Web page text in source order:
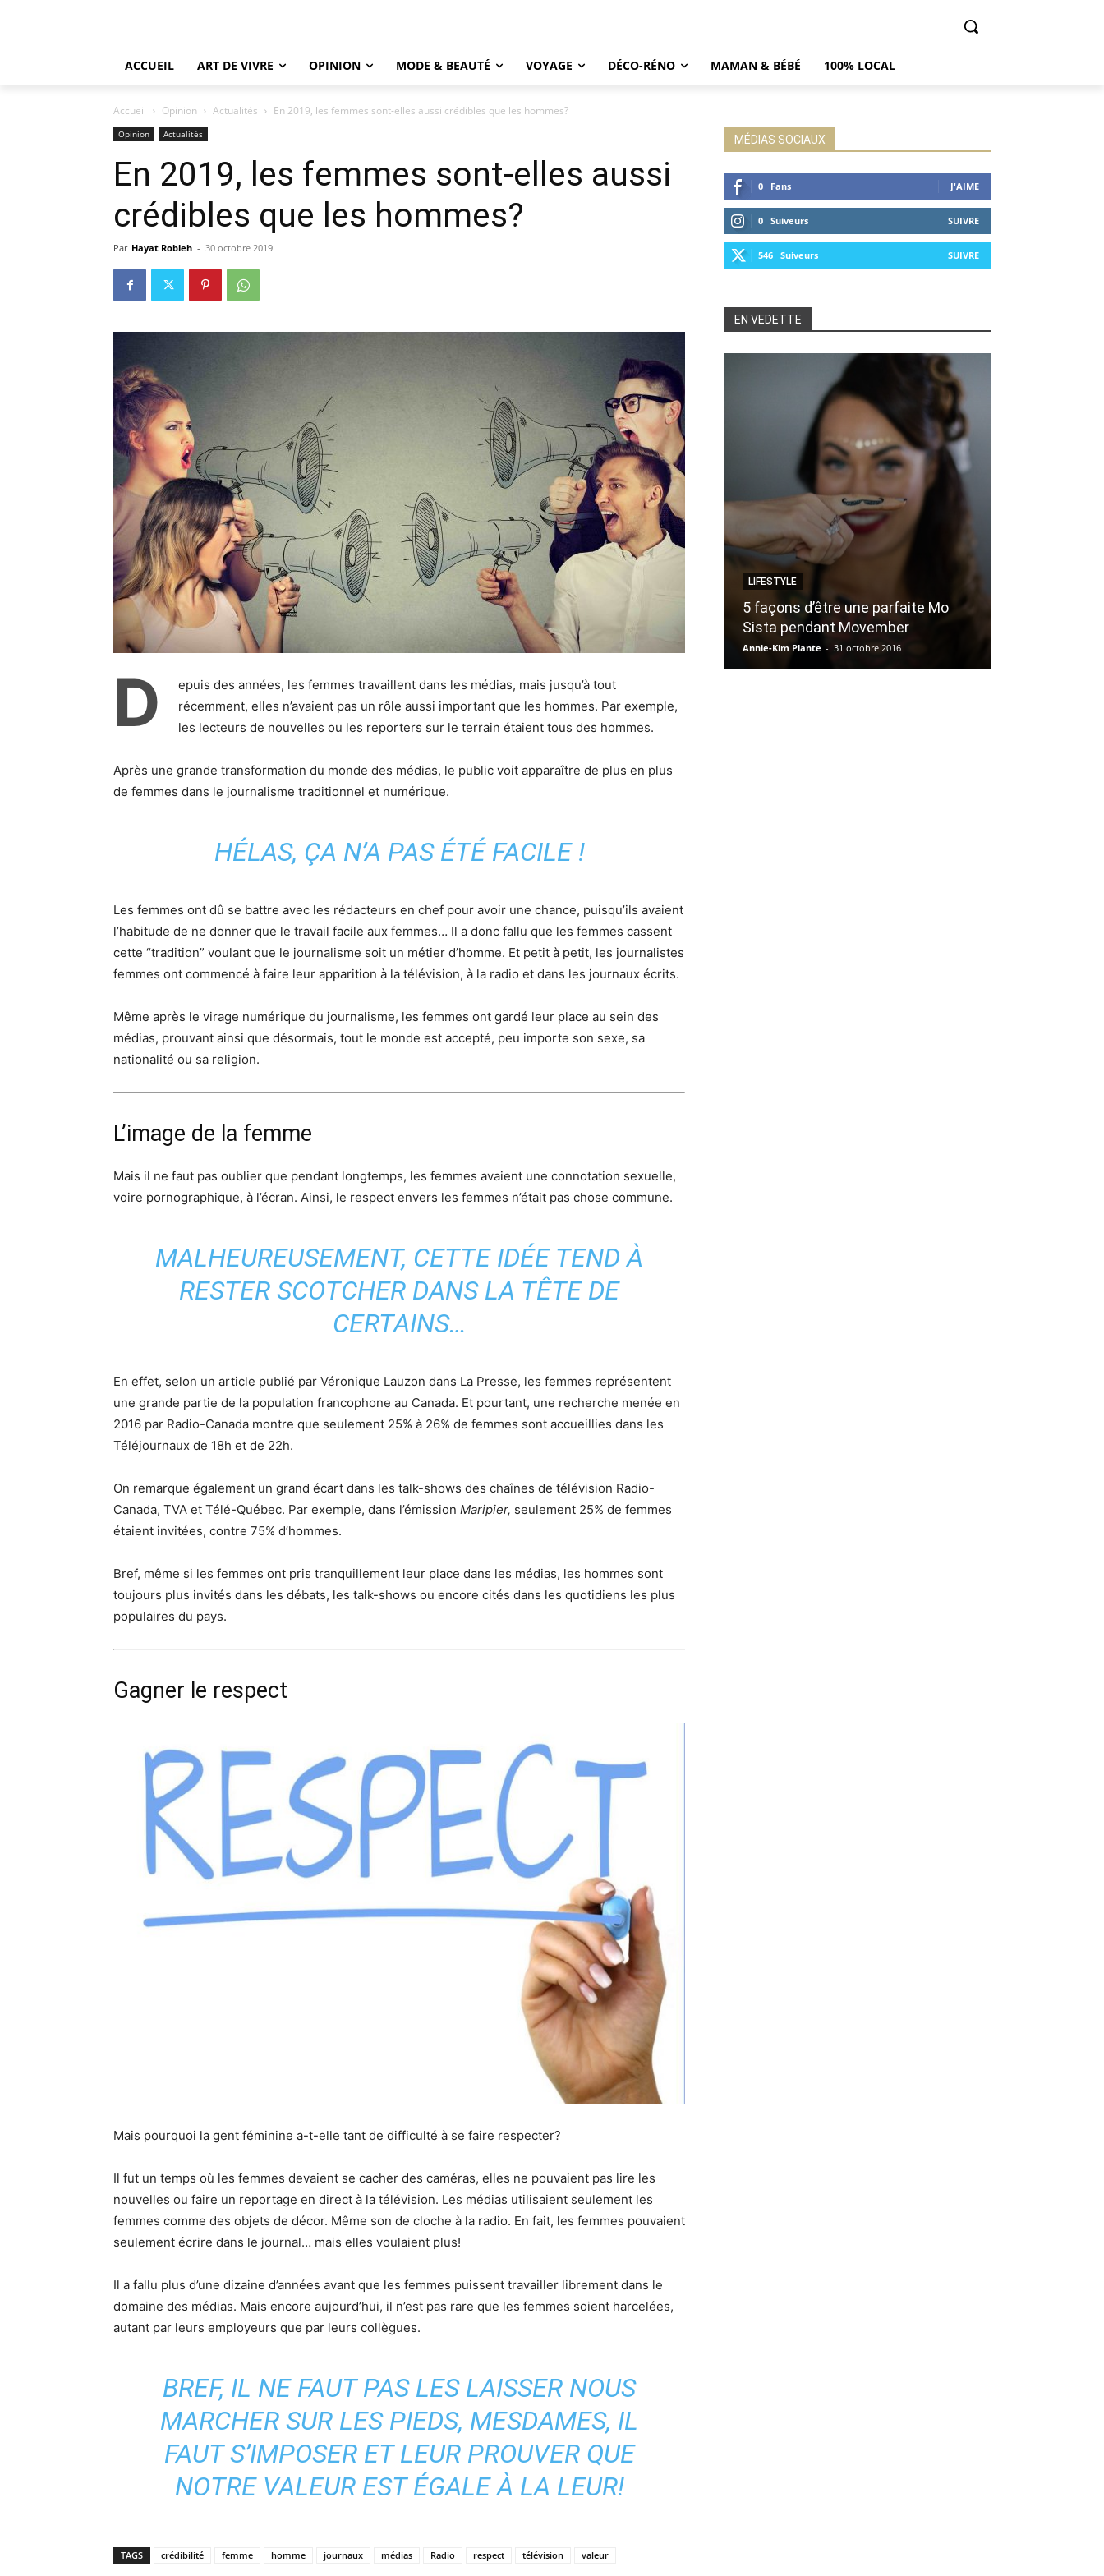
ACCUEIL ART DE VIVRE OPINION MODE & BEAUTÉ VOYAGE DÉCO-RÉNO MAMAN & BÉBÉ 100% LOCAL
Accueil Opinion Actualités En 2019, les femmes sont-elles aussi crédibles que les hommes?
Opinion Actualités
En 2019, les femmes sont-elles aussi
crédibles que les hommes?
Par Hayat Robleh - 30 octobre 2019
D
epuis des années, les femmes travaillent dans les médias, mais jusqu’à tout
récemment, elles n’avaient pas un rôle aussi important que les hommes. Par exemple,
les lecteurs de nouvelles ou les reporters sur le terrain étaient tous des hommes.
Après une grande transformation du monde des médias, le public voit apparaître de plus en plus
de femmes dans le journalisme traditionnel et numérique.
HÉLAS, ÇA N’A PAS ÉTÉ FACILE !
Les femmes ont dû se battre avec les rédacteurs en chef pour avoir une chance, puisqu’ils avaient
l’habitude de ne donner que le travail facile aux femmes… Il a donc fallu que les femmes cassent
cette “tradition” voulant que le journalisme soit un métier d’homme. Et petit à petit, les journalistes
femmes ont commencé à faire leur apparition à la télévision, à la radio et dans les journaux écrits.
Même après le virage numérique du journalisme, les femmes ont gardé leur place au sein des
médias, prouvant ainsi que désormais, tout le monde est accepté, peu importe son sexe, sa
nationalité ou sa religion.
L’image de la femme
Mais il ne faut pas oublier que pendant longtemps, les femmes avaient une connotation sexuelle,
voire pornographique, à l’écran. Ainsi, le respect envers les femmes n’était pas chose commune.
MALHEUREUSEMENT, CETTE IDÉE TEND À
RESTER SCOTCHER DANS LA TÊTE DE
CERTAINS…
En effet, selon un article publié par Véronique Lauzon dans La Presse, les femmes représentent
une grande partie de la population francophone au Canada. Et pourtant, une recherche menée en
2016 par Radio-Canada montre que seulement 25% à 26% de femmes sont accueillies dans les
Téléjournaux de 18h et de 22h.
On remarque également un grand écart dans les talk-shows des chaînes de télévision Radio-
Canada, TVA et Télé-Québec. Par exemple, dans l’émission Maripier, seulement 25% de femmes
étaient invitées, contre 75% d’hommes.
Bref, même si les femmes ont pris tranquillement leur place dans les médias, les hommes sont
toujours plus invités dans les débats, les talk-shows ou encore cités dans les quotidiens les plus
populaires du pays.
Gagner le respect
Mais pourquoi la gent féminine a-t-elle tant de difficulté à se faire respecter?
Il fut un temps où les femmes devaient se cacher des caméras, elles ne pouvaient pas lire les
nouvelles ou faire un reportage en direct à la télévision. Les médias utilisaient seulement les
femmes comme des objets de décor. Même son de cloche à la radio. En fait, les femmes pouvaient
seulement écrire dans le journal… mais elles voulaient plus!
Il a fallu plus d’une dizaine d’années avant que les femmes puissent travailler librement dans le
domaine des médias. Mais encore aujourd’hui, il n’est pas rare que les femmes soient harcelées,
autant par leurs employeurs que par leurs collègues.
BREF, IL NE FAUT PAS LES LAISSER NOUS
MARCHER SUR LES PIEDS, MESDAMES, IL
FAUT S’IMPOSER ET LEUR PROUVER QUE
NOTRE VALEUR EST ÉGALE À LA LEUR!
TAGS crédibilité femme homme journaux médias Radio respect télévision valeur
MÉDIAS SOCIAUX
0 Fans J'AIME
0 Suiveurs SUIVRE
546 Suiveurs SUIVRE
EN VEDETTE
LIFESTYLE
5 façons d’être une parfaite Mo
Sista pendant Movember
Annie-Kim Plante - 31 octobre 2016